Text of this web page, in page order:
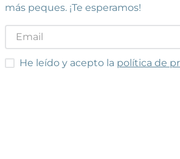
más peques. ¡Te esperamos!
He leído y acepto las condiciones
He leído y acepto la política de